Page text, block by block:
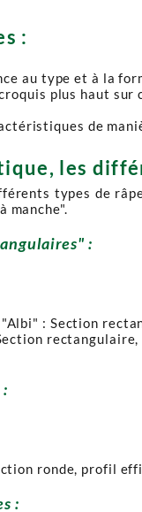
:
au type et à la
plus haut sur
de
les
types de
manche".
:
"Albi" : Section
ronde, profil
: